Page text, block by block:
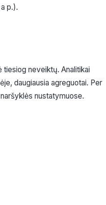
p.).
tiesiog neveiktų. Analitikai
daugiausia agreguotai. Per
nustatymuose.